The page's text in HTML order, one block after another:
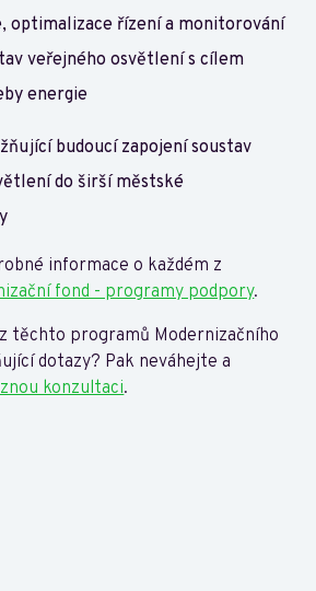
optimalizace řízení a monitorování
veřejného osvětlení s cílem
energie
budoucí zapojení soustav
do širší městské
informace o každém z
fond - programy podpory.
těchto programů Modernizačního
dotazy? Pak neváhejte a
konzultaci.